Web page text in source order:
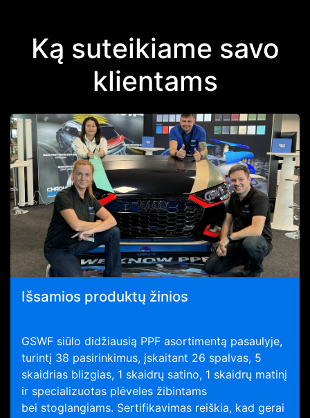
Ką suteikiame savo
klientams
Išsamios produktų žinios
GSWF siūlo didžiausią PPF asortimentą pasaulyje,
turintį 38 pasirinkimus, įskaitant 26 spalvas, 5
skaidrias blizgias, 1 skaidrų satino, 1 skaidrų matinį
ir specializuotas plėveles žibintams
bei stoglangiams. Sertifikavimas reiškia, kad gerai